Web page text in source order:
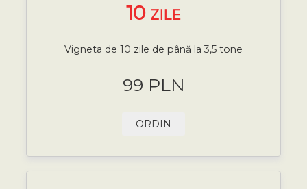
10 ZILE
Vigneta de 10 zile de până la 3,5 tone
99 PLN
ORDIN